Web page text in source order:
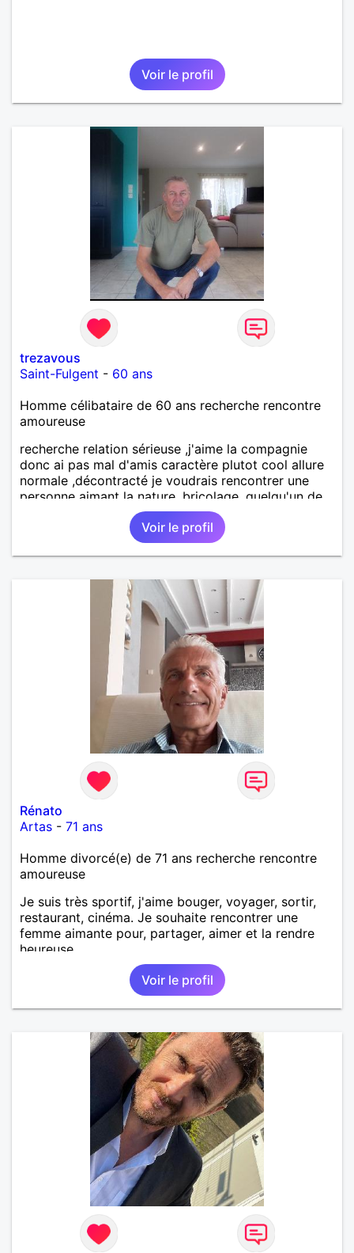
Voir le profil
trezavous
Saint-Fulgent - 60 ans
Homme célibataire de 60 ans recherche rencontre
amoureuse
recherche relation sérieuse ,j'aime la compagnie
donc ai pas mal d'amis caractère plutot cool allure
normale ,décontracté je voudrais rencontrer une
personne aimant la nature ,bricolage ,quelqu'un de
simple et naturel à vos claviers mesdames
Voir le profil
Rénato
Artas - 71 ans
Homme divorcé(e) de 71 ans recherche rencontre
amoureuse
Je suis très sportif, j'aime bouger, voyager, sortir,
restaurant, cinéma. Je souhaite rencontrer une
femme aimante pour, partager, aimer et la rendre
heureuse.
Voir le profil